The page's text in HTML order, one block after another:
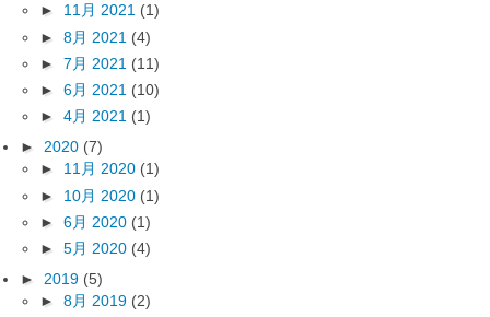
► 11月 2021 (1)
► 8月 2021 (4)
► 7月 2021 (11)
► 6月 2021 (10)
► 4月 2021 (1)
► 2020 (7)
► 11月 2020 (1)
► 10月 2020 (1)
► 6月 2020 (1)
► 5月 2020 (4)
► 2019 (5)
► 8月 2019 (2)